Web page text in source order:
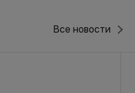
Все новости